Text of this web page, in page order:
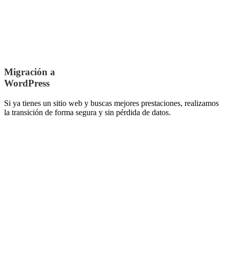
Migración a
WordPress
Si ya tienes un sitio web y buscas mejores prestaciones, realizamos
la transición de forma segura y sin pérdida de datos.